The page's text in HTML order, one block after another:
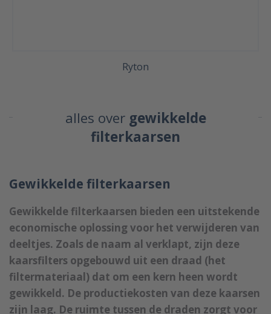
Ryton
alles over gewikkelde
filterkaarsen
Gewikkelde filterkaarsen
Gewikkelde filterkaarsen bieden een uitstekende
economische oplossing voor het verwijderen van
deeltjes. Zoals de naam al verklapt, zijn deze
kaarsfilters opgebouwd uit een draad (het
filtermateriaal) dat om een kern heen wordt
gewikkeld. De productiekosten van deze kaarsen
zijn laag. De ruimte tussen de draden zorgt voor